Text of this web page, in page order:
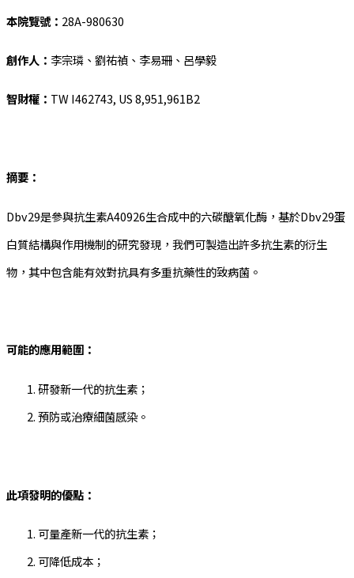
本院覽號： 28A-980630
創作人： 李宗璘、劉祐禎、李易珊、呂學毅
智財權： TW I462743, US 8,951,961B2
摘要：
Dbv29是參與抗生素A40926生合成中的六碳醣氧化酶，基於Dbv29蛋
白質結構與作用機制的研究發現，我們可製造出許多抗生素的衍生
物，其中包含能有效對抗具有多重抗藥性的致病菌。
可能的應用範圍：
研發新一代的抗生素；
預防或治療細菌感染。
此項發明的優點：
可量產新一代的抗生素；
可降低成本；